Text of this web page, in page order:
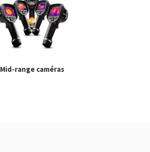
Mid-range caméras